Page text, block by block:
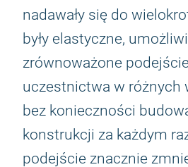
nadawały się do
były elastyczne,
zrównoważone
uczestnictwa w różnych
bez konieczności
konstrukcji za każdym
podejście znacznie